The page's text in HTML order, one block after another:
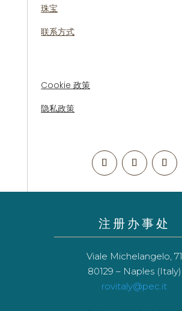
珠宝
联系方式
Cookie 政策
隐私政策
注册办事处
Viale Michelangelo, 71
80129 – Naples (Italy)
rovitaly@pec.it